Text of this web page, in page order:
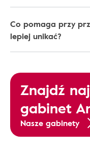
Co pomaga przy
lepiej unikać?
Znajdź
gabinet
Nasze gabinety